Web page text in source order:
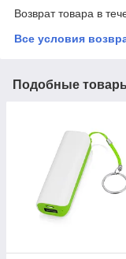
Возврат товара в
Все условия
Подобные